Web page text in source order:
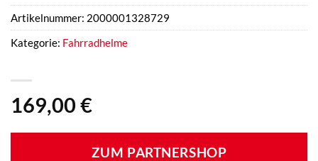
169,00 €
ZUM PARTNERSHOP
Artikelnummer: 2000001328729
Kategorie: Fahrradhelme